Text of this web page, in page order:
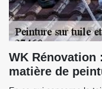
WK Rénovation
matière de